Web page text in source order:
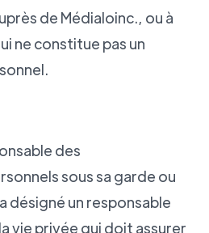
de Médialoinc., ou à
ne constitue pas un
des
sous sa garde ou
désigné un responsable
vie privée qui doit assurer